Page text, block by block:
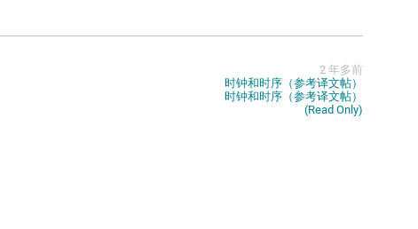
2 年多前
时钟和时序（参考译文帖）
时钟和时序（参考译文帖）
(Read Only)